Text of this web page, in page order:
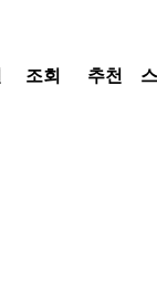
조회 추천